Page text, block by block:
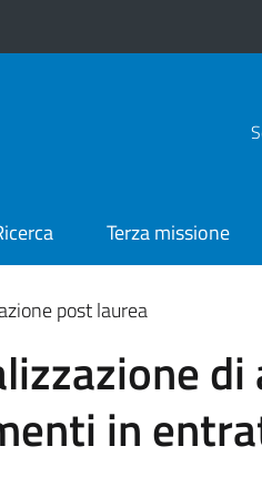
Terza missione
post laurea
in